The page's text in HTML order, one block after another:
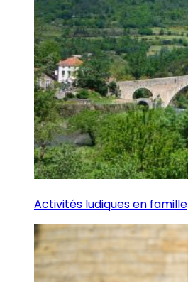
Activités ludiques en famille